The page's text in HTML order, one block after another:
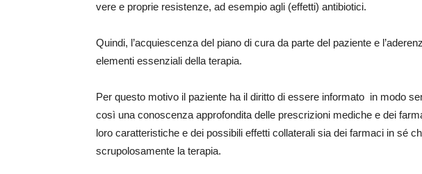
vere e proprie resistenze, ad esempio agli (effetti) antibiotici.
Quindi, l’acquiescenza del piano di cura da parte del paziente e
elementi essenziali della terapia.
Per questo motivo il paziente ha il diritto di essere informato in modo
così una conoscenza approfondita delle prescrizioni mediche e dei
loro caratteristiche e dei possibili effetti collaterali sia dei farmaci in sé
scrupolosamente la terapia.